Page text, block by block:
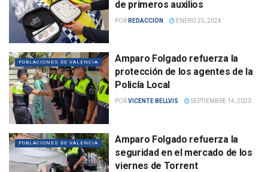
de primeros auxilios
POR REDACCION ENERO 25, 2024
POBLACIONES DE VALENCIA
Amparo Folgado refuerza la
protección de los agentes de la
Policía Local
PORVICENTE BELLVIS SEPTIEMBRE 14, 2023
POBLACIONES DE VALENCIA
Amparo Folgado refuerza la
seguridad en el mercado de los
viernes de Torrent